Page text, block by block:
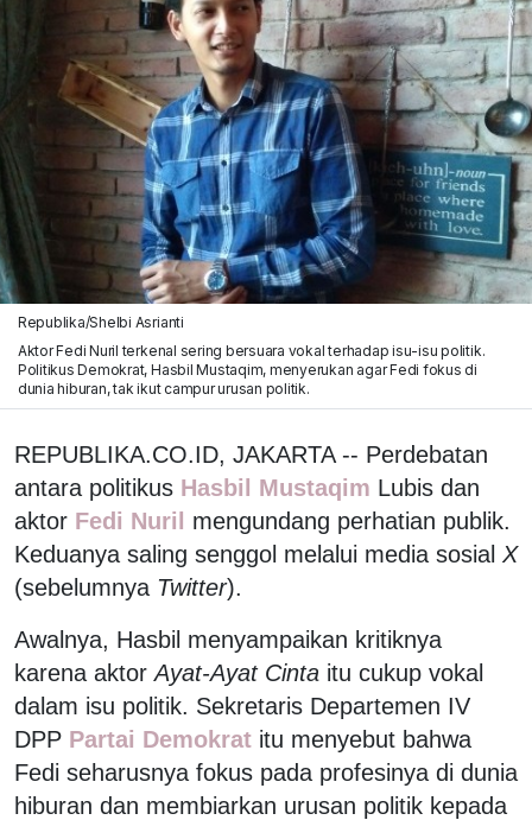
Republika/Shelbi Asrianti
Aktor Fedi Nuril terkenal sering bersuara vokal terhadap isu-isu politik.
Politikus Demokrat, Hasbil Mustaqim, menyerukan agar Fedi fokus di
dunia hiburan, tak ikut campur urusan politik.
REPUBLIKA.CO.ID, JAKARTA -- Perdebatan
antara politikus Hasbil Mustaqim Lubis dan
aktor Fedi Nuril mengundang perhatian publik.
Keduanya saling senggol melalui media sosial X
(sebelumnya Twitter).
Awalnya, Hasbil menyampaikan kritiknya
karena aktorAyat-Ayat Cinta itu cukup vokal
dalam isu politik. Sekretaris Departemen IV
DPP Partai Demokrat itu menyebut bahwa
Fedi seharusnya fokus pada profesinya di dunia
hiburan dan membiarkan urusan politik kepada